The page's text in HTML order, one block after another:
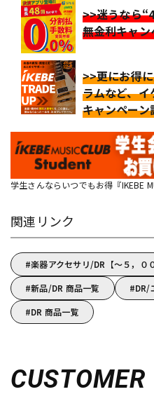
>>迷うなら
無金利キャン
>>更にお得
ラムなど、
キャンペー
学生さんならいつでもお得『IKEBE
関連リンク
楽器アクセサリ/DR【～５，０
新品/DR 商品一覧
DR/
DR 商品一覧
CUSTOMER